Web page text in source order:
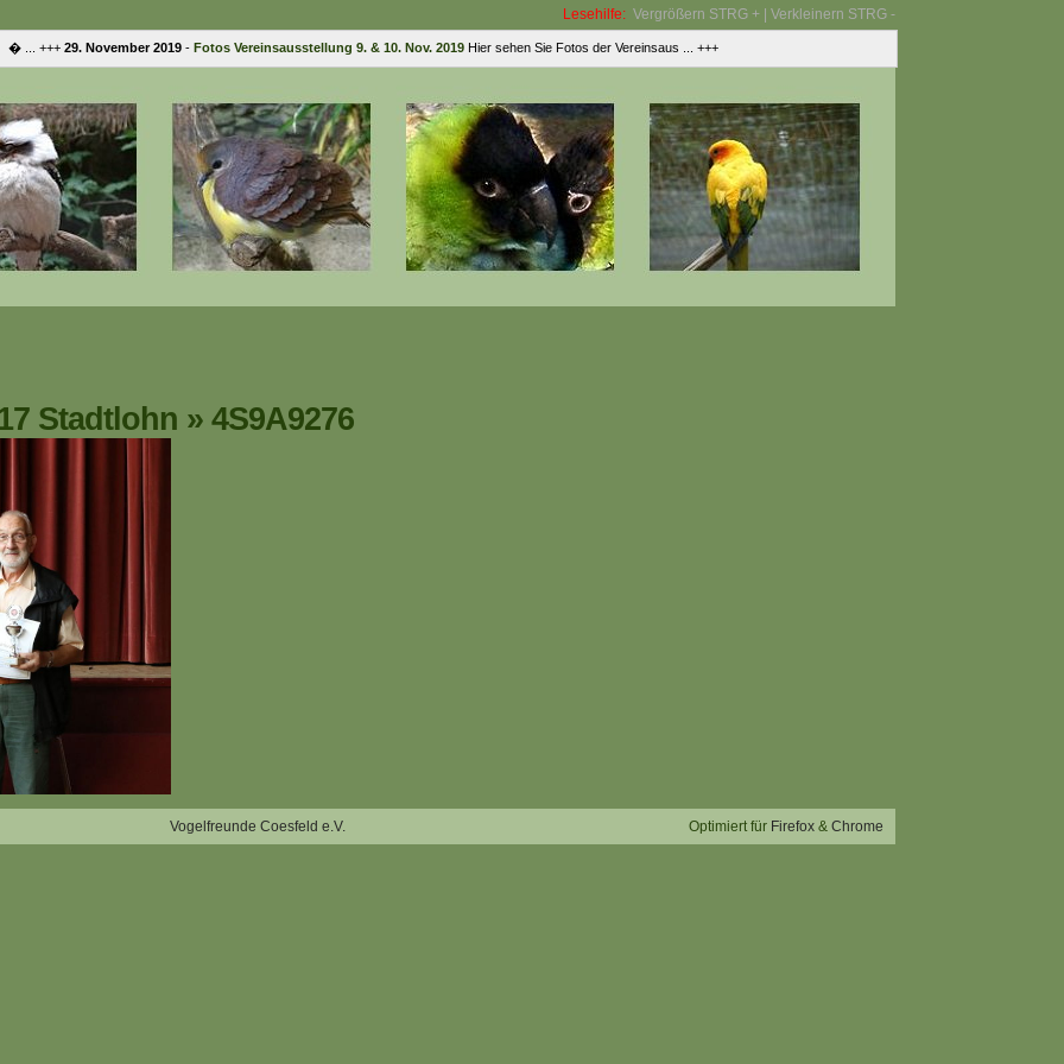
Lesehilfe: Vergrößern STRG + | Verkleinern STRG -
+++29. November 2019-Fotos Vereinsausstellung 9. & 10. Nov. 2019Hier sehen Sie Fotos der Vereinsaus ... +++
Stadtlohn » 4S9A9276
Vogelfreunde Coesfeld e.V. Optimiert für Firefox & Chrome